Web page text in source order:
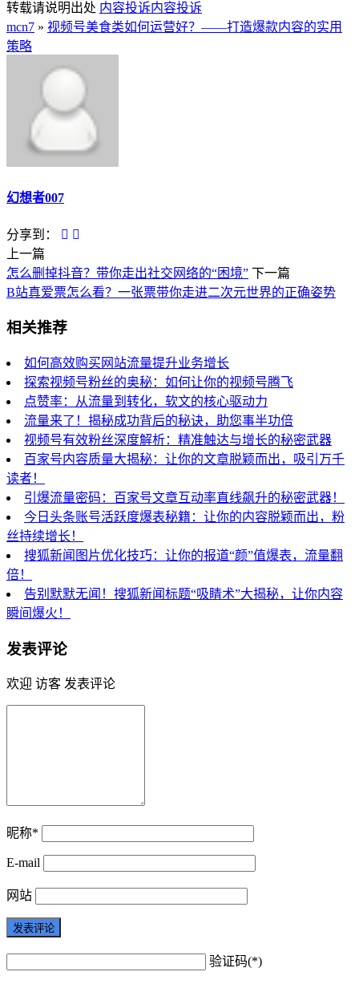
转载请说明出处 内容投诉内容投诉
mcn7 » 视频号美食类如何运营好？——打造爆款内容的实用
策略
幻想者007
分享到：
上一篇
怎么删掉抖音？带你走出社交网络的“困境” 下一篇
B站真爱票怎么看？一张票带你走进二次元世界的正确姿势
相关推荐
如何高效购买网站流量提升业务增长
探索视频号粉丝的奥秘：如何让你的视频号腾飞
点赞率：从流量到转化，软文的核心驱动力
流量来了！揭秘成功背后的秘诀，助您事半功倍
视频号有效粉丝深度解析：精准触达与增长的秘密武器
百家号内容质量大揭秘：让你的文章脱颖而出，吸引万千
读者！
引爆流量密码：百家号文章互动率直线飙升的秘密武器！
今日头条账号活跃度爆表秘籍：让你的内容脱颖而出，粉
丝持续增长！
搜狐新闻图片优化技巧：让你的报道“颜”值爆表，流量翻
倍！
告别默默无闻！搜狐新闻标题“吸睛术”大揭秘，让你内容
瞬间爆火！
发表评论
欢迎 访客 发表评论
昵称*
E-mail
网站
验证码(*)